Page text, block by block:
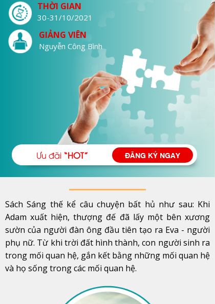
Ưu đãi“HOT” ĐĂNG KÝ NGAY
GIẢNG VIÊN
Nguyễn Công Bình
THỜI GIAN
30-31/10/2021
Sách Sáng thế kể câu chuyện bất hủ như sau: Khi
Adam xuất hiện, thượng đế đã lấy một bên xương
sườn của người đàn ông đầu tiên tạo ra Eva - người
phụ nữ. Từ khi trời đất hình thành, con người sinh ra
trong mối quan hệ, gắn kết bằng những mối quan hệ
và họ sống trong các mối quan hệ.